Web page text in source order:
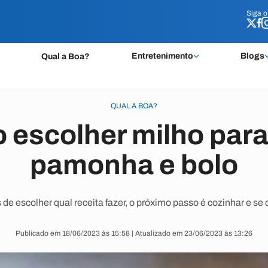
Siga o
Qual a Boa? Entretenimento Blogs
Siga o
QUAL A BOA?
escolher milho
pamonha e bolo
escolher qual receita fazer, o próximo passo é cozinhar e se
Publicado em 18/06/2023 às 15:58 | Atualizado em 23/06/2023 às 13:26